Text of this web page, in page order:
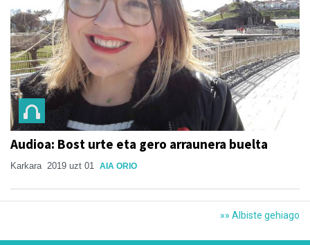
Audioa: Bost urte eta gero arraunera buelta
Karkara 2019 uzt 01 AIA ORIO
»» Albiste gehiago